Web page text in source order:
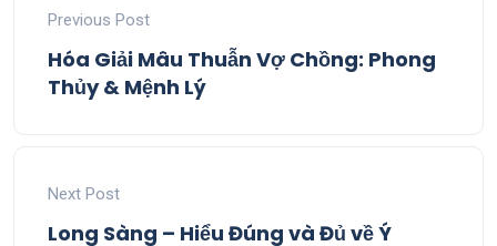
Previous Post
Hóa Giải Mâu Thuẫn Vợ Chồng: Phong
Thủy & Mệnh Lý
Next Post
Long Sàng – Hiểu Đúng và Đủ về Ý